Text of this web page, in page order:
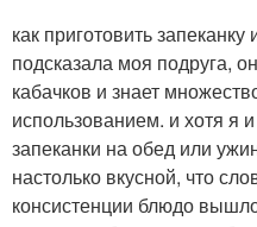
как приготовить
подсказала моя подруга,
кабачков и знает
использованием. и хотя я
запеканки на обед или
настолько вкусной, что
консистенции блюдо